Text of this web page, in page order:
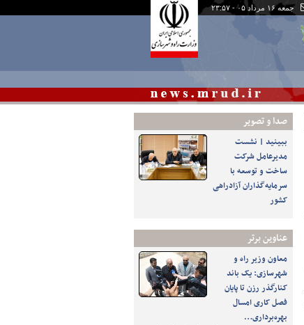
جمعه ۱۶ مرداد ۰۵ - ۲۳:۵۷
صدا و تصوير
ببینید | نشست
مدیرعامل شرکت
ساخت و توسعه با
سرمایه‌گذاران آزادراهی
کشور
عناوین برتر
معاون وزیر راه و
شهرسازی: یک باند
کنارگذر رزن تا پایان
فصل کاری امسال
بهره‌برداری…